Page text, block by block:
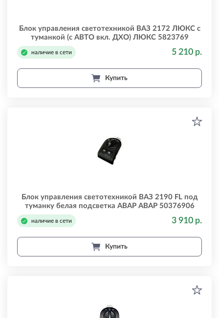
Блок управления светотехникой ВАЗ 2172 ЛЮКС с
туманкой (с АВТО вкл. ДХО) ЛЮКС 5823769
наличие в сети 5 210 р.
Купить
Блок управления светотехникой ВАЗ 2190 FL под
туманку белая подсветка АВАР АВАР 50376906
наличие в сети 3 910 р.
Купить